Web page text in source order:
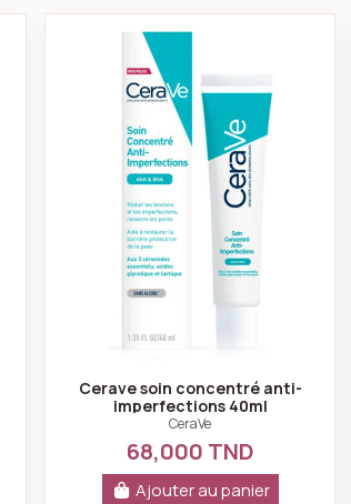
Anti-Imperfections
Flash 4H Effet Patch Invisible 15 ml
Cerave soin
Cerave soin concentré anti-
imperfections 40ml
CeraVe
68,000 TND
Ajouter au panier